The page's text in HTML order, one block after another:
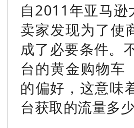
自2011年亚马
卖家发现为了使
成了必要条件。
台的黄金购物车
的偏好，这意味
台获取的流量多